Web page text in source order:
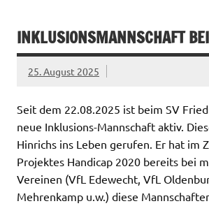
INKLUSIONSMANNSCHAFT
25. August 2025
Seit dem 22.08.2025 ist beim SV
neue Inklusions-Mannschaft aktiv.
Hinrichs ins Leben gerufen. Er hat im
Projektes Handicap 2020 bereits bei
Vereinen (VfL Edewecht, VfL
Mehrenkamp u.w.) diese